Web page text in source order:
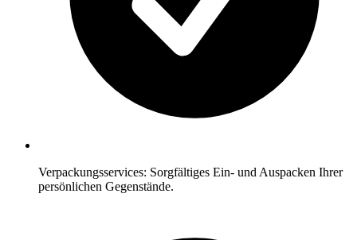
Verpackungsservices: Sorgfältiges Ein- und Auspacken Ihrer
persönlichen Gegenstände.